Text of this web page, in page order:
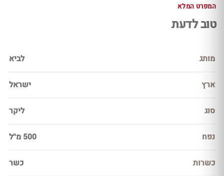
המפרט המלא
טוב לדעת
מותג לביא
ארץ ישראל
סוג ליקר
נפח 500 מ''ל
כשרות כשר